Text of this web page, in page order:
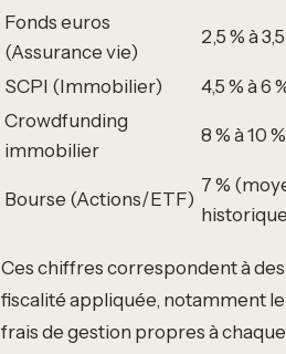
Fonds euros
(Assurance vie)
2,5 % à
SCPI (Immobilier) 4,5 % à 6
Crowdfunding
immobilier
8 % à 10 %
Bourse (Actions/ETF)
7 %
Ces chiffres correspondent à
fiscalité appliquée, notamment le
frais de gestion propres à